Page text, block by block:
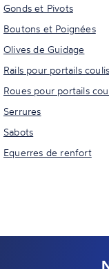
Gonds et Pivots
Boutons et Poignées
Olives de Guidage
Rails pour portails
Roues pour portails
Serrures
Sabots
Equerres de renfort